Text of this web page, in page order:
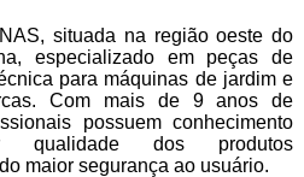
situada na região oeste do
especializado em peças de
para máquinas de jardim e
Com mais de 9 anos de
possuem conhecimento
qualidade dos produtos
maior segurança ao usuário.